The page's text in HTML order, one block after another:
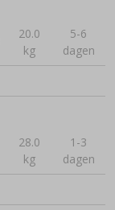
20.0
kg
5-6
dagen
28.0
kg
1-3
dagen